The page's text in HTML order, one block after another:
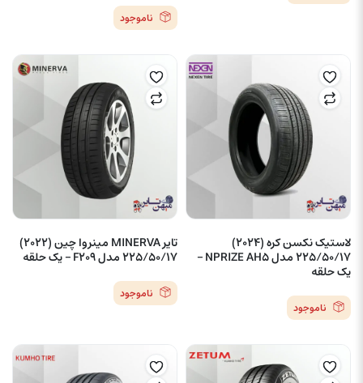
ناموجود
لاستیک نکسن کره (2024)
225/50/17 مدل NPRIZE AH5 –
یک حلقه
ناموجود
تایر MINERVA مینروا چین (2022)
225/50/17 مدل F209 – یک حلقه
ناموجود